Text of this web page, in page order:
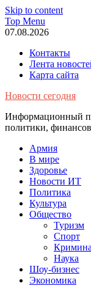
Skip to content
Top Menu
07.08.2026
Контакты
Лента
Карта сайта
Новости сегодня
Информационный
политики,
Армия
В мире
Здоровье
Новости ИТ
Политика
Культура
Общество
Туризм
Спорт
Наука
Шоу-бизнес
Экономика